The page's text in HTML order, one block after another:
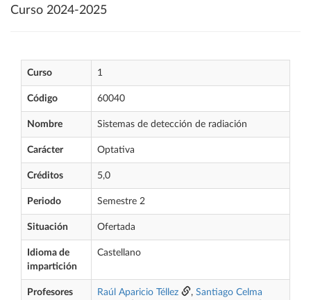
Curso 2024-2025
Curso 1
Código 60040
Nombre Sistemas de detección de radiación
Carácter Optativa
Créditos 5,0
Periodo Semestre 2
Situación Ofertada
Idioma de
impartición
Castellano
Profesores Raúl Aparicio Téllez , Santiago Celma